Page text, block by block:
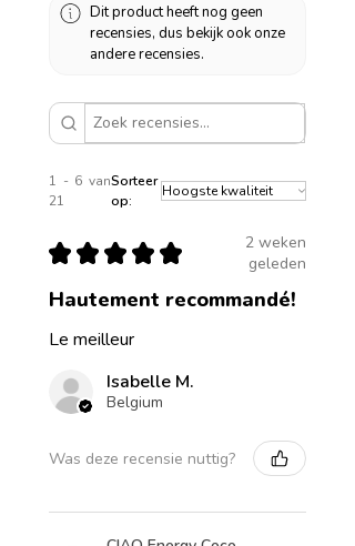
Dit product heeft nog geen
recensies, dus bekijk ook onze
andere recensies.
1 - 6 van
21
Sorteer
op:
★ ★ ★ ★ ★
2 weken
geleden
Hautement recommandé!
Le meilleur
Isabelle M.
Belgium
Was deze recensie nuttig?